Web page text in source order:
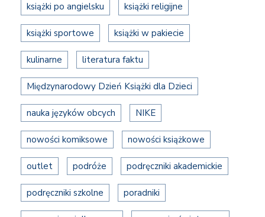
książki po angielsku książki religijne
książki sportowe książki w pakiecie
kulinarne literatura faktu
Międzynarodowy Dzień Książki dla Dzieci
nauka języków obcych NIKE
nowości komiksowe nowości książkowe
outlet podróże podręczniki akademickie
podręczniki szkolne poradniki